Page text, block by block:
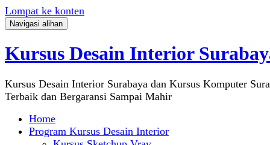
Lompat ke konten
Navigasi alihan
Kursus Desain Interior
Kursus Desain Interior Surabaya dan Kursus Komputer
Terbaik dan Bergaransi Sampai Mahir
Home
Program Kursus Desain Interior